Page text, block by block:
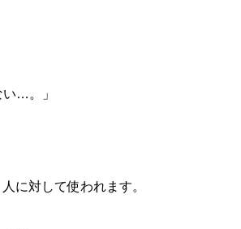
…。」
に対して使われます。